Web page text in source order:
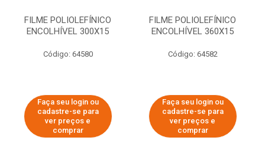
FILME POLIOLEFÍNICO
ENCOLHÍVEL 300X15
Código: 64580
Faça seu login ou
cadastre-se para
ver preços e
comprar
FILME POLIOLEFÍNICO
ENCOLHÍVEL 360X15
Código: 64582
Faça seu login ou
cadastre-se para
ver preços e
comprar